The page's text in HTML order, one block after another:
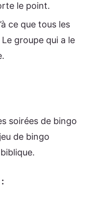
le point.
ce que tous les
groupe qui a le
soirées de bingo
de bingo